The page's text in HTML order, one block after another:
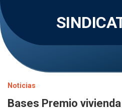
Skip
to
content
Noticias
Bases Premio